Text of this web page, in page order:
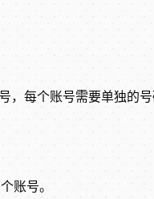
，每个账号需要单独的
账号。